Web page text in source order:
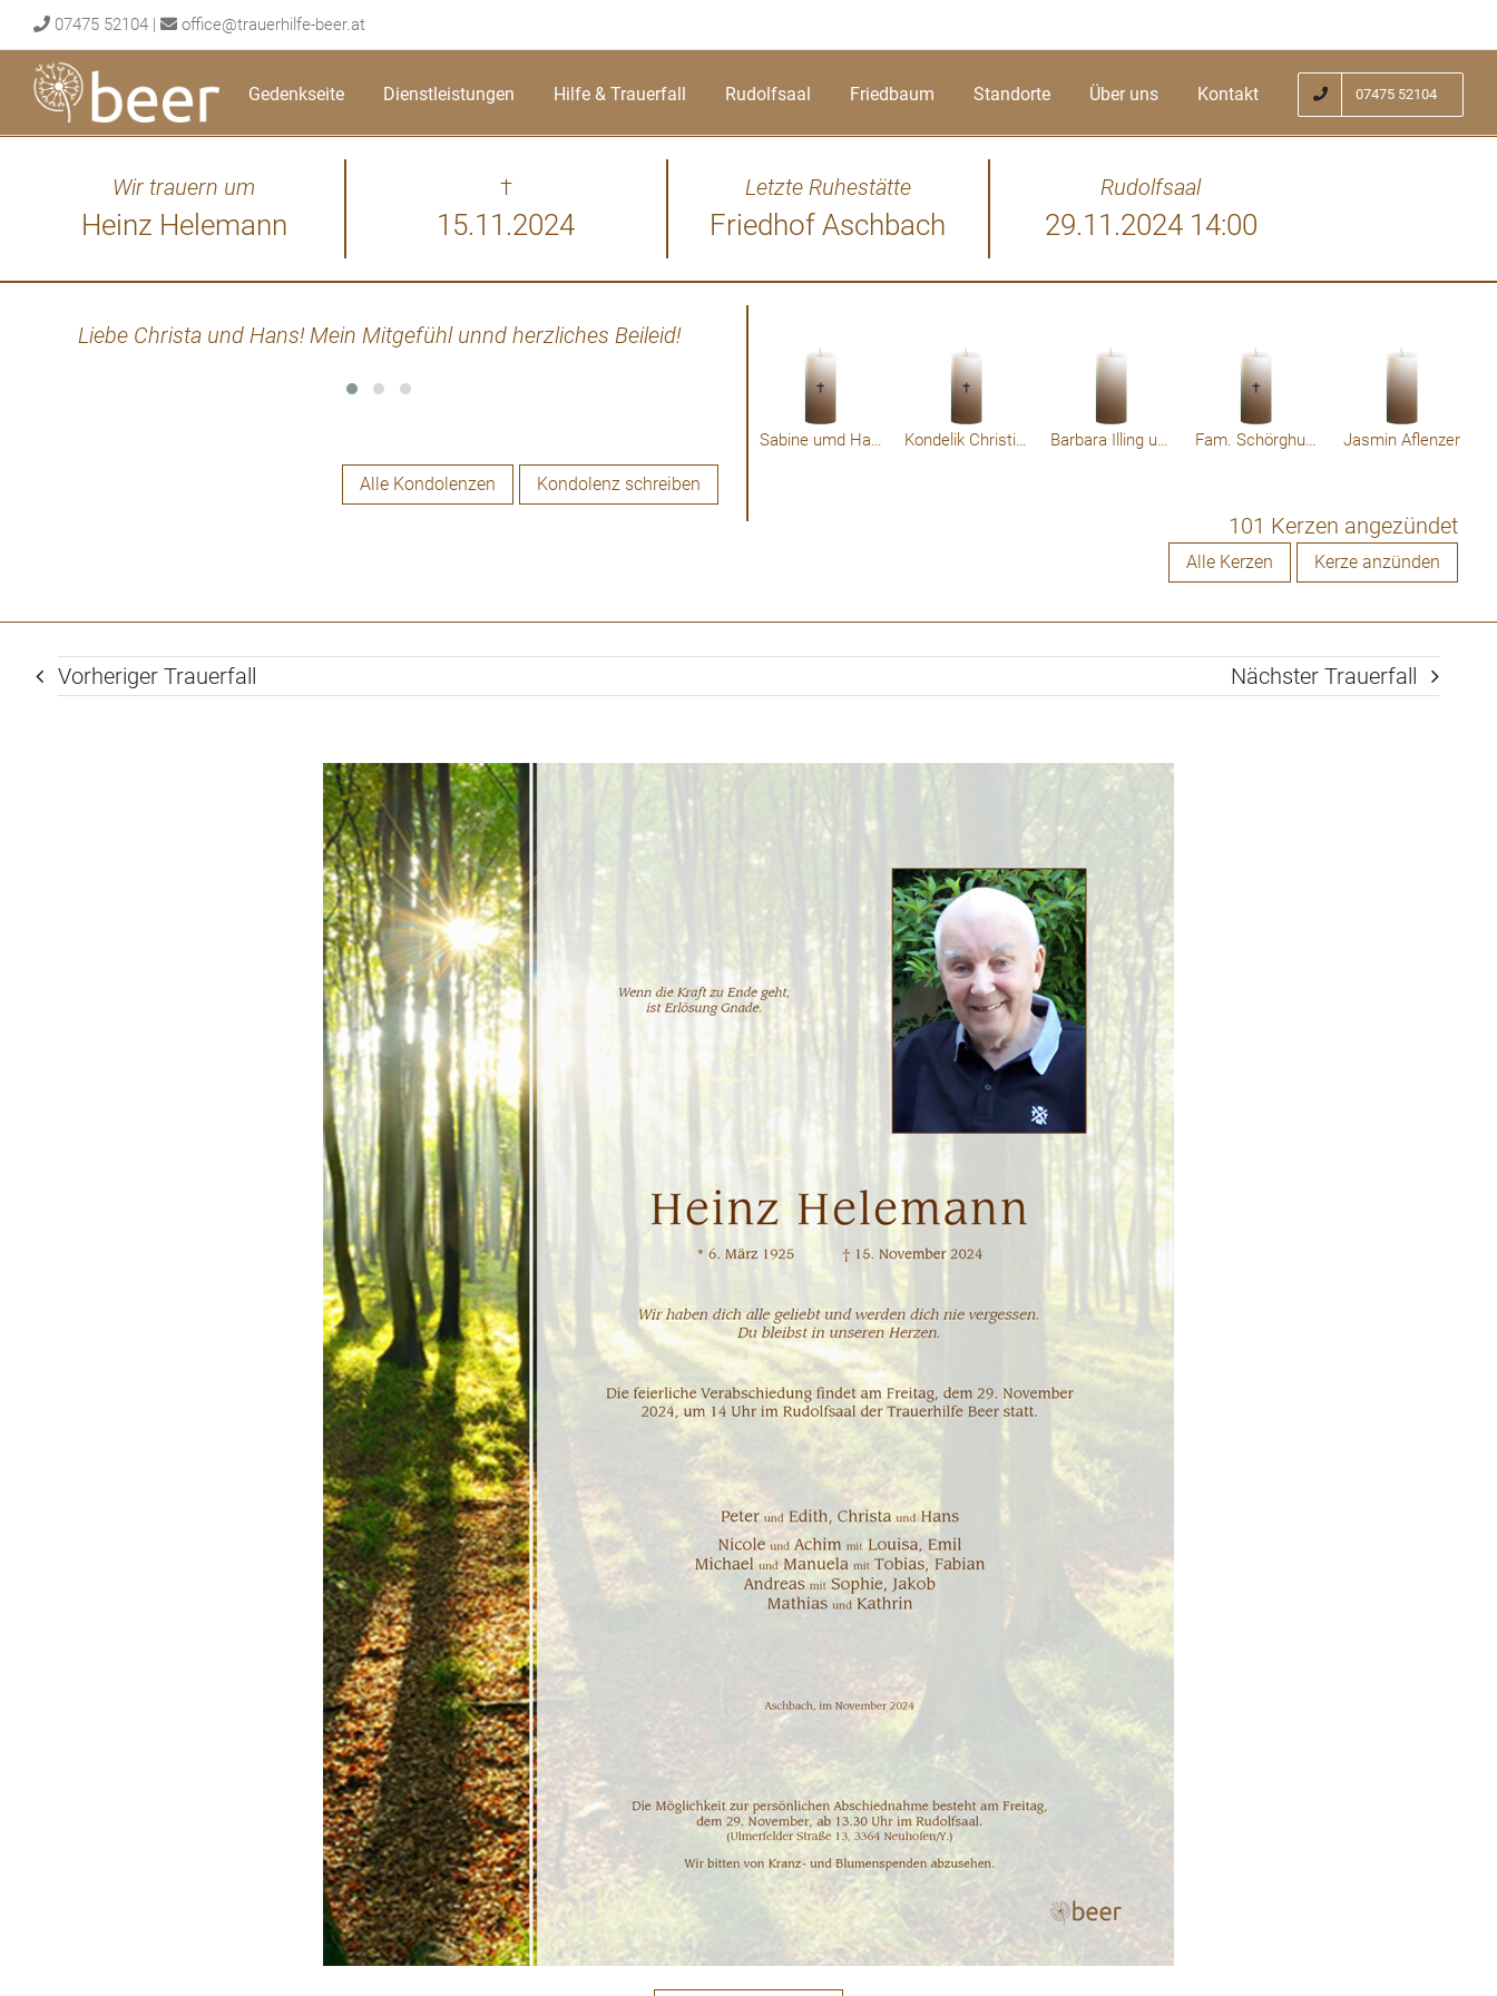
to
content
07475 52104 | office@trauerhilfe-beer.at
Gedenkseite Dienstleistungen Hilfe & Trauerfall Rudolfsaal Friedbaum Standorte Über uns Kontakt 07475 52104
Wir trauern um
Heinz Helemann
†
15.11.2024
Letzte Ruhestätte
Friedhof Aschbach
Rudolfsaal
29.11.2024 14:00
Liebe Christa und Hans! Mein Mitgefühl unnd herzliches Beileid!
bester Erinnerung bleiben. Aufrichtiges Beileid der Familie.
Alle Kondolenzen Kondolenz schreiben
Sabine umd Hans Kondelik Christiane Barbara Illing und Gottfried Spreitzer Fam. Schörghuber Jasmin Aflenzer
101 Kerzen angezündet
Alle Kerzen Kerze anzünden
Vorheriger Trauerfall Nächster Trauerfall